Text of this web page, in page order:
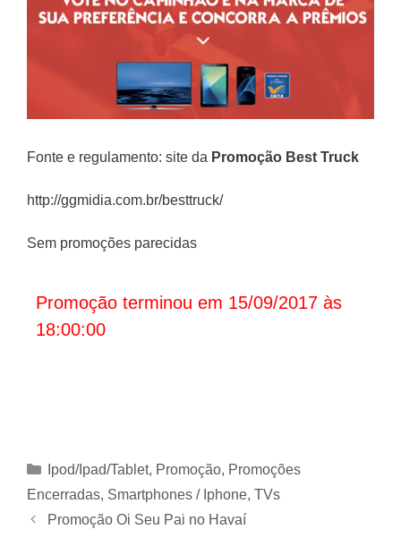
Fonte e regulamento: site da Promoção Best Truck
http://ggmidia.com.br/besttruck/
Sem promoções parecidas
Promoção terminou em 15/09/2017 às
18:00:00
Categorias
Ipod/Ipad/Tablet, Promoção, Promoções
Encerradas, Smartphones / Iphone, TVs
Promoção Oi Seu Pai no Havaí